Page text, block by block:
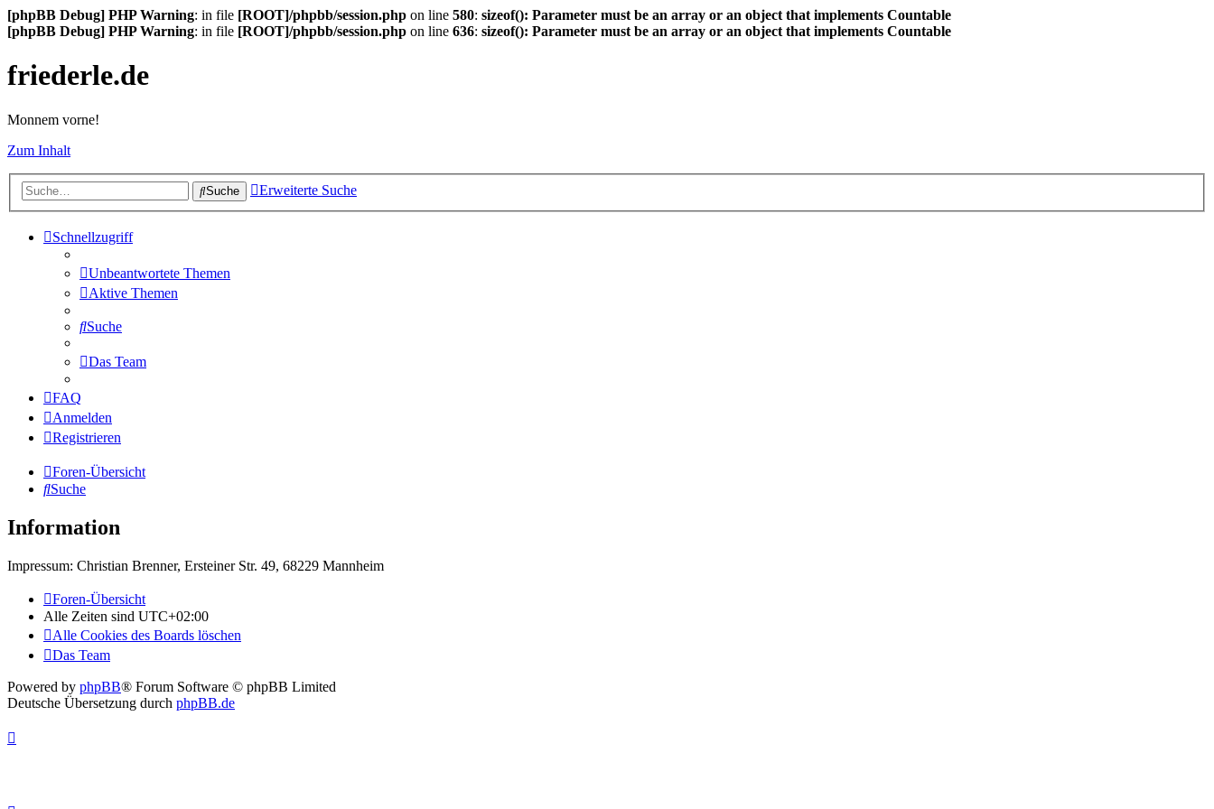
[phpBB Debug] PHP Warning: in file [ROOT]/phpbb/session.php on line 580: sizeof(): Parameter must be an array or an object that implements Countable
[phpBB Debug] PHP Warning: in file [ROOT]/phpbb/session.php on line 636: sizeof(): Parameter must be an array or an object that implements Countable
friederle.de
Monnem vorne!
Zum Inhalt
Suche Erweiterte Suche
Schnellzugriff
Unbeantwortete Themen
Aktive Themen
Suche
Das Team
FAQ
Anmelden
Registrieren
Foren-Übersicht
Suche
Information
Impressum: Christian Brenner, Ersteiner Str. 49, 68229 Mannheim
Foren-Übersicht
Alle Zeiten sind UTC+02:00
Alle Cookies des Boards löschen
Das Team
Powered by phpBB® Forum Software © phpBB Limited
Deutsche Übersetzung durch phpBB.de